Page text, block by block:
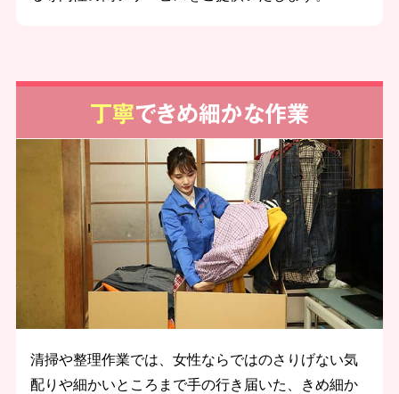
丁寧できめ細かな作業
清掃や整理作業では、女性ならではのさりげない気
配りや細かいところまで手の行き届いた、きめ細か